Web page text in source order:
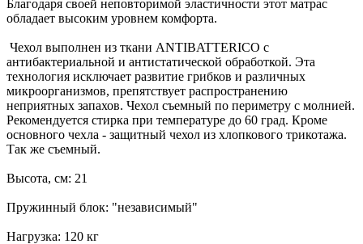
Благодаря своей неповторимой эластичности этот матрас
обладает высоким уровнем комфорта.
Чехол выполнен из ткани ANTIBATTERICO с
антибактериальной и антистатической обработкой. Эта
технология исключает развитие грибков и различных
микроорганизмов, препятствует распространению
неприятных запахов. Чехол съемный по периметру с молнией.
Рекомендуется стирка при температуре до 60 град. Кроме
основного чехла - защитный чехол из хлопкового трикотажа.
Так же съемный.
Высота, см: 21
Пружинный блок: "независимый"
Нагрузка: 120 кг